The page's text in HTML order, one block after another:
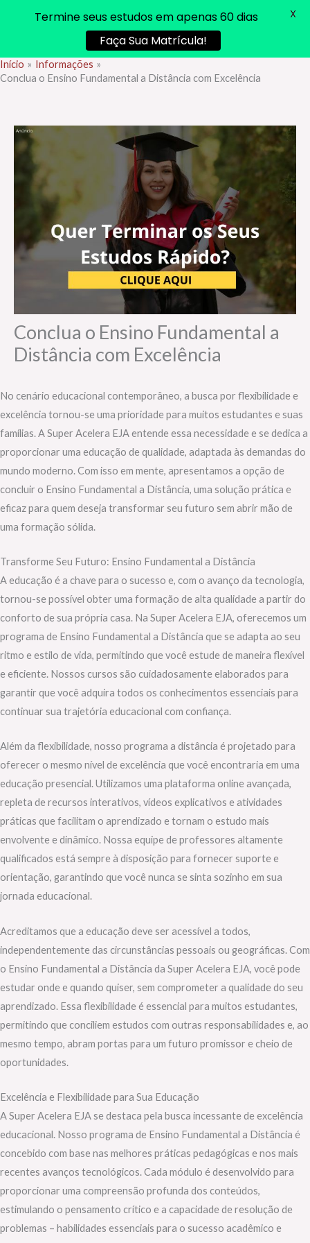
Ir
para
Início
Informações
Conclua o Ensino Fundamental a Distância com Excelência
Conclua o Ensino Fundamental a
Distância com Excelência
No cenário educacional contemporâneo, a busca por flexibilidade e
excelência tornou-se uma prioridade para muitos estudantes e suas
famílias. A Super Acelera EJA entende essa necessidade e se dedica a
proporcionar uma educação de qualidade, adaptada às demandas do
mundo moderno. Com isso em mente, apresentamos a opção de
concluir o Ensino Fundamental a Distância, uma solução prática e
eficaz para quem deseja transformar seu futuro sem abrir mão de
uma formação sólida.
Transforme Seu Futuro: Ensino Fundamental a Distância
A educação é a chave para o sucesso e, com o avanço da tecnologia,
tornou-se possível obter uma formação de alta qualidade a partir do
conforto de sua própria casa. Na Super Acelera EJA, oferecemos um
programa de Ensino Fundamental a Distância que se adapta ao seu
ritmo e estilo de vida, permitindo que você estude de maneira flexível
e eficiente. Nossos cursos são cuidadosamente elaborados para
garantir que você adquira todos os conhecimentos essenciais para
continuar sua trajetória educacional com confiança.
Além da flexibilidade, nosso programa a distância é projetado para
oferecer o mesmo nível de excelência que você encontraria em uma
educação presencial. Utilizamos uma plataforma online avançada,
repleta de recursos interativos, vídeos explicativos e atividades
práticas que facilitam o aprendizado e tornam o estudo mais
envolvente e dinâmico. Nossa equipe de professores altamente
qualificados está sempre à disposição para fornecer suporte e
orientação, garantindo que você nunca se sinta sozinho em sua
jornada educacional.
Acreditamos que a educação deve ser acessível a todos,
independentemente das circunstâncias pessoais ou geográficas. Com
o Ensino Fundamental a Distância da Super Acelera EJA, você pode
estudar onde e quando quiser, sem comprometer a qualidade do seu
aprendizado. Essa flexibilidade é essencial para muitos estudantes,
permitindo que conciliem estudos com outras responsabilidades e, ao
mesmo tempo, abram portas para um futuro promissor e cheio de
oportunidades.
Excelência e Flexibilidade para Sua Educação
A Super Acelera EJA se destaca pela busca incessante de excelência
educacional. Nosso programa de Ensino Fundamental a Distância é
concebido com base nas melhores práticas pedagógicas e nos mais
recentes avanços tecnológicos. Cada módulo é desenvolvido para
proporcionar uma compreensão profunda dos conteúdos,
estimulando o pensamento crítico e a capacidade de resolução de
problemas – habilidades essenciais para o sucesso acadêmico e
Termine seus estudos em apenas 60 dias
Faça Sua Matrícula!
X